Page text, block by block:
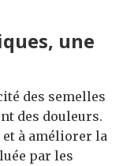
une
des semelles
des douleurs.
à améliorer la
par les